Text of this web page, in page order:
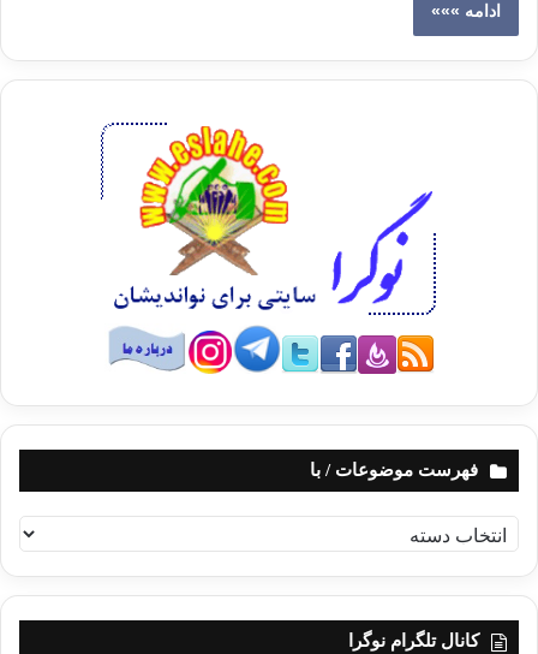
ادامه »»»
فهرست موضوعات / با
ه
ر
کانال تلگرام نوگرا